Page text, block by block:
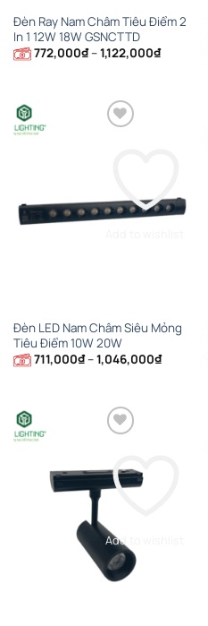
Đèn Ray Nam Châm Tiêu Điểm 2
In 1 12W 18W GSNCTTD
772,000₫–1,122,000₫Khoảng
giá:
Đèn LED Nam Châm Siêu Mỏng
Tiêu Điểm 10W 20W
711,000₫–1,046,000₫Khoảng
Add to wishlist